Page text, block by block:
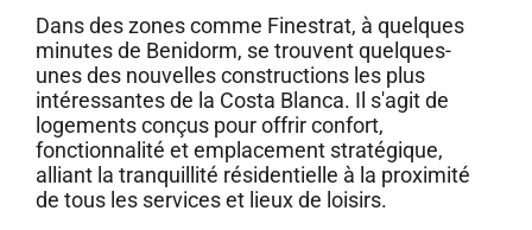
Dans des zones comme Finestrat, à quelques
minutes de Benidorm, se trouvent quelques-
unes des nouvelles constructions les plus
intéressantes de la Costa Blanca. Il s'agit de
logements conçus pour offrir confort,
fonctionnalité et emplacement stratégique,
alliant la tranquillité résidentielle à la proximité
de tous les services et lieux de loisirs.